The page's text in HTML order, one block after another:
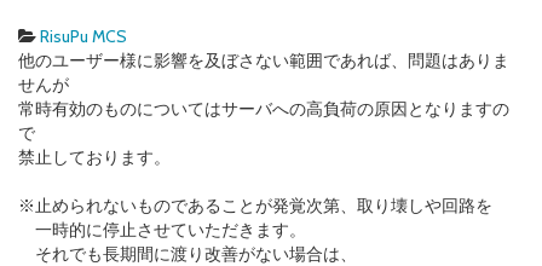
RisuPu MCS
他のユーザー様に影響を及ぼさない範囲であれば、問題はありま
せんが
常時有効のものについてはサーバへの高負荷の原因となりますの
で
禁止しております。
※止められないものであることが発覚次第、取り壊しや回路を
一時的に停止させていただきます。
それでも長期間に渡り改善がない場合は、